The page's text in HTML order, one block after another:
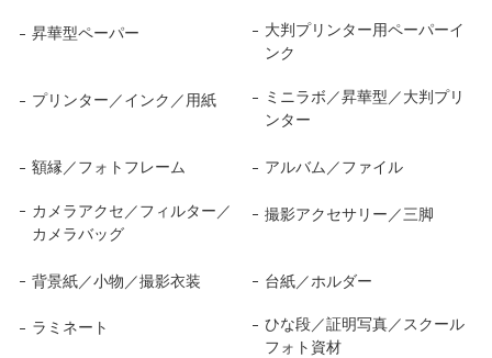
昇華型ペーパー
大判プリンター用ペーパーイ
ンク
プリンター／インク／用紙
ミニラボ／昇華型／大判プリ
ンター
額縁／フォトフレーム アルバム／ファイル
カメラアクセ／フィルター／
カメラバッグ
撮影アクセサリー／三脚
背景紙／小物／撮影衣装 台紙／ホルダー
ラミネート
ひな段／証明写真／スクール
フォト資材